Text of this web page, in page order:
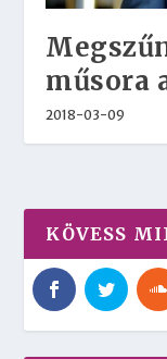
műsora
2018-03-09
KÖVESS